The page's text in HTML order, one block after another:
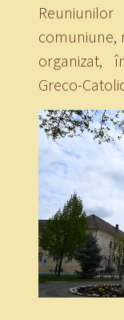
comuniune,
organizat,
Greco-